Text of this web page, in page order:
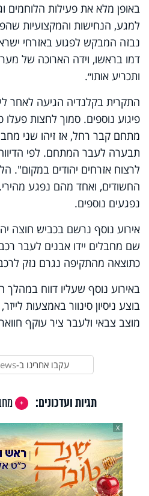
באופן מלא את פעילות
למגע, הנחישות והמקצועיות
נבזה המבקש לפגוע באזרחי
דמו בראשו, וידה הארוכה של
ותכריע אותו״.
התקרית בקלנדיה הגיעה לאחר
מתחם קבר רחל, אז זיהו שני
תבערה לעבר המתחם. לפי
לרצוח אזרחים יהודים במקום".
החשודים, ואחד מהם נפגע
נפגעים נוספים.
אירוע נוסף נרשם בכביש חוצה
שם מחבלים יידו אבנים לעבר
כתוצאה מהתקיפה נגרם נזק
באירוע נוסף שעליו דווח במהלך
בוצע ניסיון סינוור באמצעות
מוצב צבאי ולעבר ציר עוקף
עקבו אחרינו ב-
תגיות ועדכונים:
X